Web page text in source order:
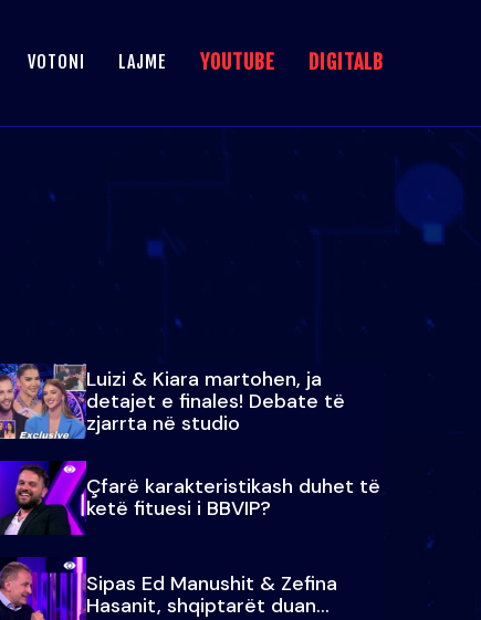
VOTONI LAJME YOUTUBE DIGITALB
Luizi & Kiara martohen, ja
detajet e finales! Debate të
zjarrta në studio
Çfarë karakteristikash duhet të
ketë fituesi i BBVIP?
Sipas Ed Manushit & Zefina
Hasanit, shqiptarët duan...